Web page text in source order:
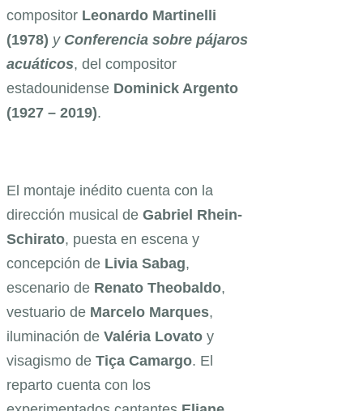
compositor Leonardo Martinelli
(1978) y Conferencia sobre pájaros
acuáticos, del compositor
estadounidense Dominick Argento
(1927 – 2019).
El montaje inédito cuenta con la
dirección musical de Gabriel Rhein-
Schirato, puesta en escena y
concepción de Livia Sabag,
escenario de Renato Theobaldo,
vestuario de Marcelo Marques,
iluminación de Valéria Lovato y
visagismo de Tiça Camargo. El
reparto cuenta con los